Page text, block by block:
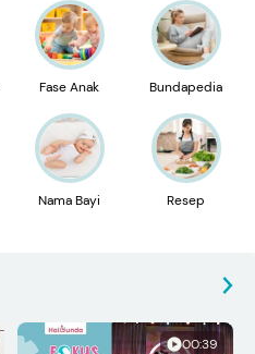
Fase Anak Bundapedia
Nama Bayi Resep
00:39